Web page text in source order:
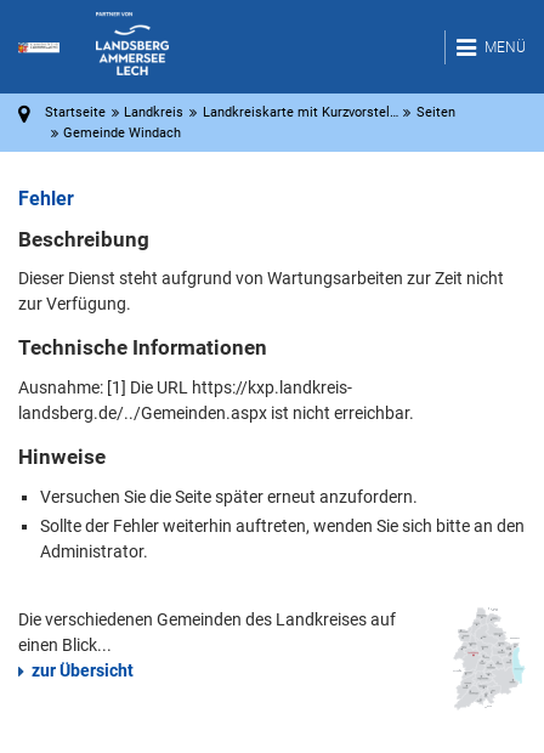
MENÜ
Startseite Landkreis Landkreiskarte mit Kurzvorstel…
Seiten
Gemeinde Windach
Fehler
Beschreibung
Dieser Dienst steht aufgrund von Wartungsarbeiten zur Zeit nicht
zur Verfügung.
Technische Informationen
Ausnahme: [1] Die URL https://kxp.landkreis-
landsberg.de/../Gemeinden.aspx ist nicht erreichbar.
Hinweise
Versuchen Sie die Seite später erneut anzufordern.
Sollte der Fehler weiterhin auftreten, wenden Sie sich bitte an den
Administrator.
Die verschiedenen Gemeinden des Landkreises auf
einen Blick...
zur Übersicht